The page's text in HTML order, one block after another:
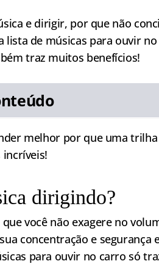
e dirigir, por que não
lista de músicas para ouvir
traz muitos benefícios!
melhor por que uma
dirigindo?
que você não exagere no
concentração e segurança
para ouvir no carro só